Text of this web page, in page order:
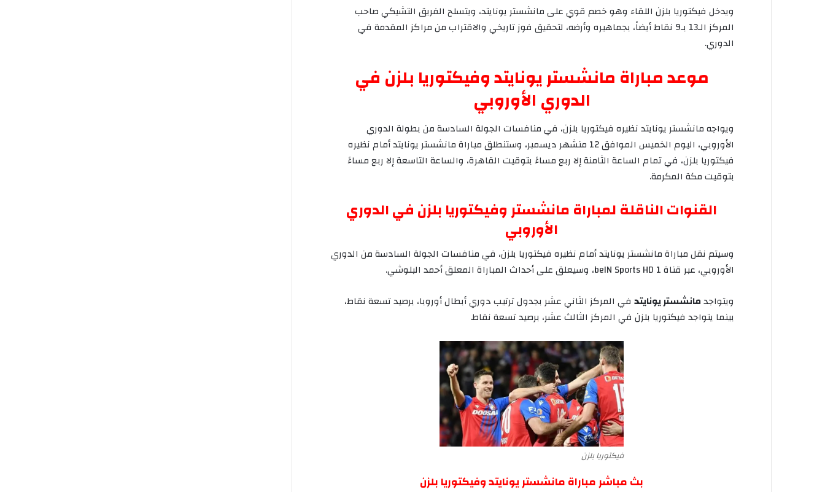
ويدخل فيكتوريا بلزن اللقاء وهوخصم قويعلىمانشستريونايتد، ويتسلح الفريق التشيكيصاحب
المركز الـ13 بـ9 نقاطأيضاً، بجماهيره وأرضه، لتحقيق فوزتاريخي والاقترابمنمراكز المقدمة في
الدوري.
موعدمباراة مانشستريونايتدوفيكتوريا بلزن في
الدوري الأوروبي
ويواجهمانشستريونايتدنظيره فيكتوريا بلزن، فيمنافسات الجولة السادسةمنبطولة الدوري
الأوروبي، اليوم الخميس الموافق منشهرديسمبر، وستنطلقمباراةمانشستريونايتدأمامنظيره
فيكتوريا بلزن، فيتمام الساعة الثامنةإلا ربعمساءًبتوقيت القاهرة، والساعة التاسعةإلا ربعمساءً
بتوقيتمكة المكرمة.
القنواتالناقلةلمباراةمانشستروفيكتوريابلزنفيالدوري
الأوروبي
وسيتمنقلمباراةمانشستريونايتدأمامنظيره فيكتوريا بلزن، فيمنافسات الجولة السادسةمن الدوري
الأوروبي، عبر قناة ، وسيعلقعلىأحداث المباراة المعلقأحمد البلوشي.
ويتواجدمانشستريونايتد في المركز الثانيعشربجدولترتيبدوريأبطالأوروبا، برصيدتسعةنقاط،
بينما يتواجد فيكتوريا بلزن في المركز الثالثعشر، برصيدتسعةنقاط.
فيكتوريا بلزن
بثمباشرمباراةمانشستريونايتدوفيكتوريابلزن